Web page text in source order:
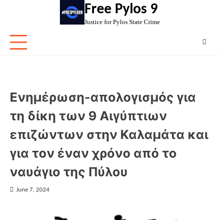
Free Pylos 9
Justice for Pylos State Crime
Ενημέρωση-απολογισμός για
τη δίκη των 9 Αιγύπτιων
επιζώντων στην Καλαμάτα και
για τον έναν χρόνο από το
ναυάγιο της Πύλου
June 7, 2024